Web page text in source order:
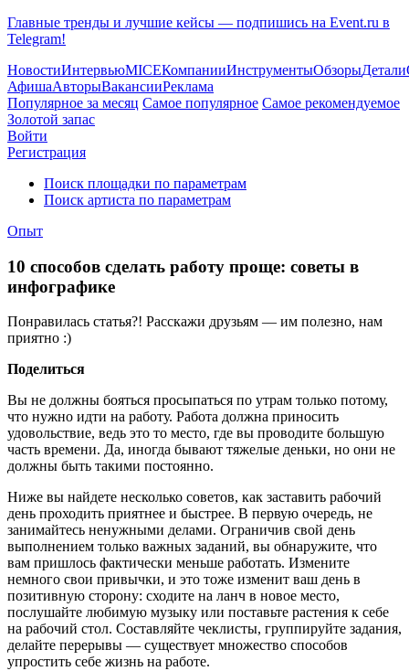
Главные тренды и лучшие кейсы — подпишись на Event.ru в
Telegram!
НовостиИнтервьюMICEКомпанииИнструментыОбзорыДетали
АфишаАвторыВакансииРеклама
Популярное за месяц Самое популярное Самое рекомендуемое
Золотой запас
Войти
Регистрация
Поиск площадки по параметрам
Поиск артиста по параметрам
Опыт
10 способов сделать работу проще: советы в
инфографике
Понравилась статья?! Расскажи друзьям — им полезно, нам
приятно :)
Поделиться
Вы не должны бояться просыпаться по утрам только потому,
что нужно идти на работу. Работа должна приносить
удовольствие, ведь это то место, где вы проводите большую
часть времени. Да, иногда бывают тяжелые деньки, но они не
должны быть такими постоянно.
Ниже вы найдете несколько советов, как заставить рабочий
день проходить приятнее и быстрее. В первую очередь, не
занимайтесь ненужными делами. Ограничив свой день
выполнением только важных заданий, вы обнаружите, что
вам пришлось фактически меньше работать. Измените
немного свои привычки, и это тоже изменит ваш день в
позитивную сторону: сходите на ланч в новое место,
послушайте любимую музыку или поставьте растения к себе
на рабочий стол. Составляйте чеклисты, группируйте задания,
делайте перерывы — существует множество способов
упростить себе жизнь на работе.